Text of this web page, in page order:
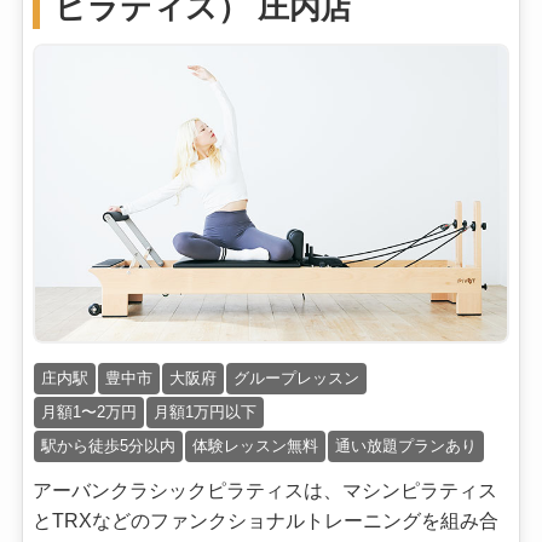
ピラティス） 庄内店
庄内駅 豊中市 大阪府
グループレッスン
月額1〜2万円
月額1万円以下
駅から徒歩5分以内
体験レッスン無料 通い放題プランあり
アーバンクラシックピラティスは、マシンピラティス
とTRXなどのファンクショナルトレーニングを組み合